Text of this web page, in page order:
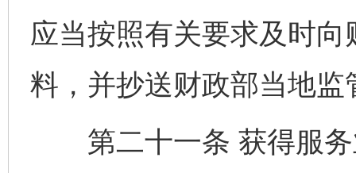
应当按照有关要求及时
料，并抄送财政部当地
第二十一条 获得服务